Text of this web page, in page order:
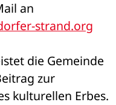
strand.org
die Gemeinde
zur
kulturellen Erbes.